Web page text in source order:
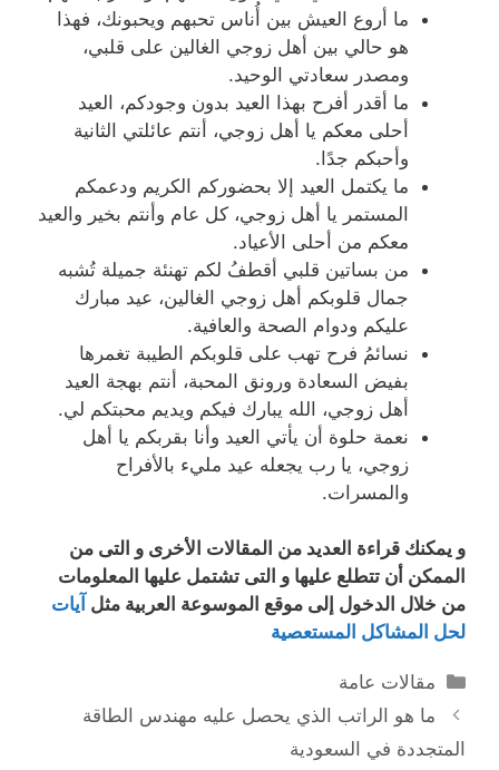
ما أروع العيش بين أُناس تحبهم ويحبونك، فهذا
هو حالي بين أهل زوجي الغالين على قلبي،
ومصدر سعادتي الوحيد.
ما أقدر أفرح بهذا العيد بدون وجودكم، العيد
أحلى معكم يا أهل زوجي، أنتم عائلتي الثانية
وأحبكم جدًا.
ما يكتمل العيد إلا بحضوركم الكريم ودعمكم
المستمر يا أهل زوجي، كل عام وأنتم بخير والعيد
معكم من أحلى الأعياد.
من بساتين قلبي أقطفُ لكم تهنئة جميلة تُشبه
جمال قلوبكم أهل زوجي الغالين، عيد مبارك
عليكم ودوام الصحة والعافية.
نسائمُ فرح تهب على قلوبكم الطيبة تغمرها
بفيض السعادة ورونق المحبة، أنتم بهجة العيد
أهل زوجي، الله يبارك فيكم ويديم محبتكم لي.
نعمة حلوة أن يأتي العيد وأنا بقربكم يا أهل
زوجي، يا رب يجعله عيد مليء بالأفراح
والمسرات.
و يمكنك قراءة العديد من المقالات الأخرى و التى من
الممكن أن تتطلع عليها و التى تشتمل عليها المعلومات
من خلال الدخول إلى موقع الموسوعة العربية مثل آيات
لحل المشاكل المستعصية
التصنيفات
مقالات عامة
ما هو الراتب الذي يحصل عليه مهندس الطاقة
المتجددة في السعودية